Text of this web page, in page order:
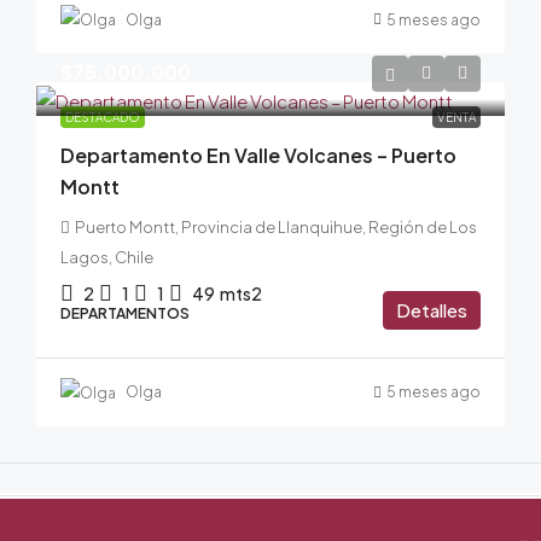
Olga 5 meses ago
DESTACADO VENTA
Departamento En Valle Volcanes – Puerto
Montt
Puerto Montt, Provincia de Llanquihue, Región de Los
Lagos, Chile
2 1 1 49 mts2
DEPARTAMENTOS Detalles
Olga 5 meses ago